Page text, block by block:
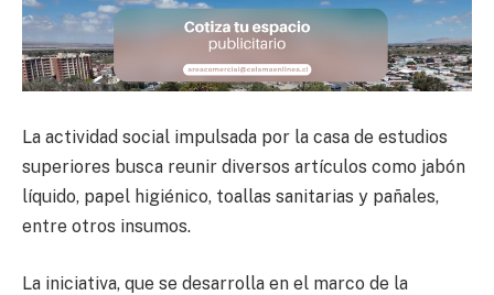
La actividad social impulsada por la casa de estudios
superiores busca reunir diversos artículos como jabón
líquido, papel higiénico, toallas sanitarias y pañales,
entre otros insumos.
La iniciativa, que se desarrolla en el marco de la